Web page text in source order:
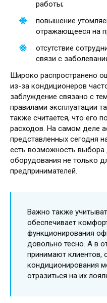
работы;
повышение
отражающееся на
отсутствие
связи с
Широко распространено
из-за кондиционеров
заблуждение связано с
правилами эксплуатации
также считается, что его
расходов. На самом деле
представленных сегодня
есть возможность выбора
оборудования не только
предпринимателей.
Важно также
обеспечивает
функционирования
довольно тесно. А в
принимают клиентов,
кондиционирования
отразиться на их